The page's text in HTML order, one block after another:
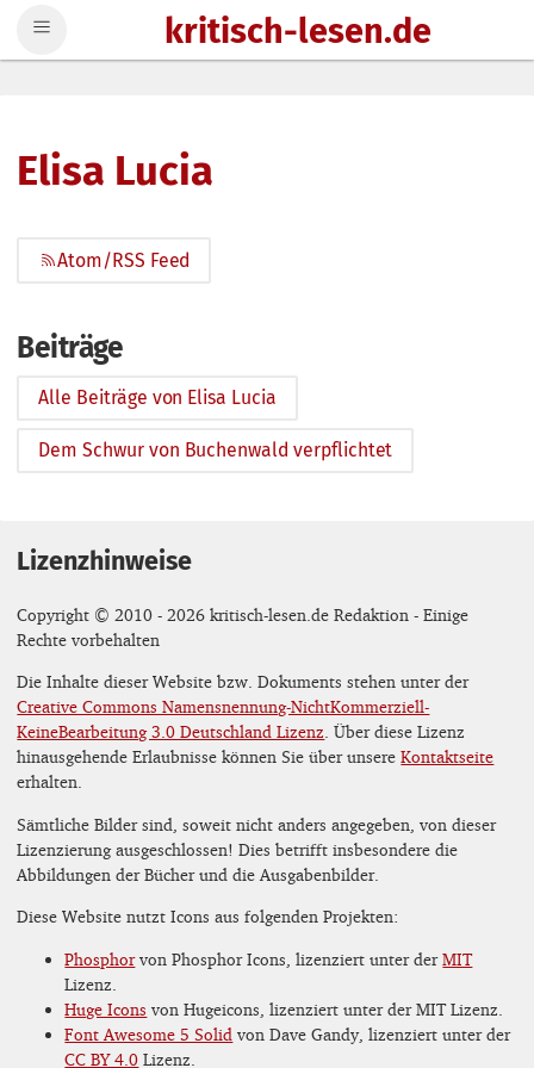
kritisch-lesen.de
Elisa Lucia
Atom/RSS Feed
Beiträge
Alle Beiträge von Elisa Lucia
Dem Schwur von Buchenwald verpflichtet
Lizenzhinweise
Copyright © 2010 - 2026 kritisch-lesen.de Redaktion - Einige
Rechte vorbehalten
Die Inhalte dieser Website bzw. Dokuments stehen unter der
Creative Commons Namensnennung-NichtKommerziell-
KeineBearbeitung 3.0 Deutschland Lizenz. Über diese Lizenz
hinausgehende Erlaubnisse können Sie über unsereKontaktseite
erhalten.
Sämtliche Bilder sind, soweit nicht anders angegeben, von dieser
Lizenzierung ausgeschlossen! Dies betrifft insbesondere die
Abbildungen der Bücher und die Ausgabenbilder.
Diese Website nutzt Icons aus folgenden Projekten:
Phosphorvon Phosphor Icons, lizenziert unter derMIT
Lizenz.
Huge Icons von Hugeicons, lizenziert unter der MIT Lizenz.
Font Awesome 5 Solid von Dave Gandy, lizenziert unter der
CC BY 4.0 Lizenz.